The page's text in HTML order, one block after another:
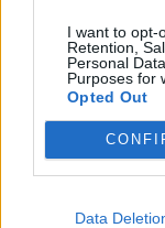
I want to opt-
Retention,
Personal
Purposes for
Opted Out
Data
tartozik,